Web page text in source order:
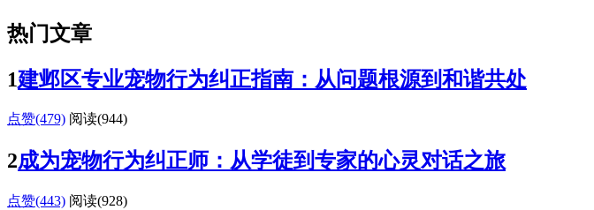
热门文章
1建邺区专业宠物行为纠正指南：从问题根源到和谐共处
点赞(479) 阅读(944)
2成为宠物行为纠正师：从学徒到专家的心灵对话之旅
点赞(443) 阅读(928)